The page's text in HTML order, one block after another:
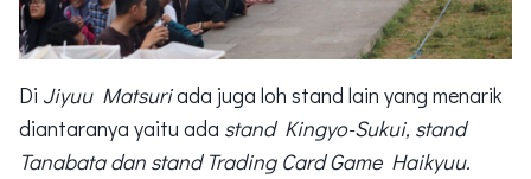
Di Jiyuu Matsuriada juga loh stand lain yang menarik
diantaranya yaitu ada stand Kingyo-Sukui, stand
Tanabata dan stand Trading Card Game Haikyuu.